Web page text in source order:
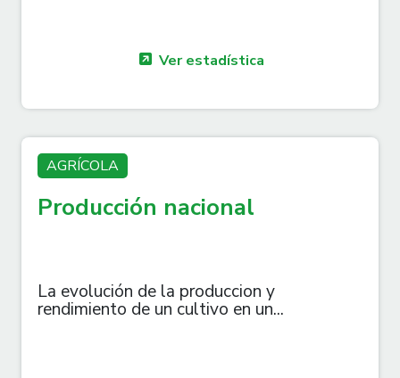
Ver estadística
AGRÍCOLA
Producción nacional
La evolución de la produccion y
rendimiento de un cultivo en un...